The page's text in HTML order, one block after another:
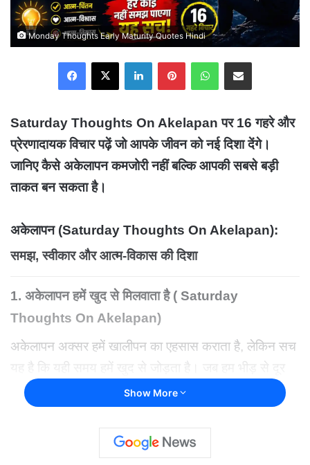
Monday Thoughts Early Maturity Quotes Hindi
Saturday Thoughts On Akelapan पर 16 गहरे और
प्रेरणादायक विचार पढ़ें जो आपके जीवन को नई दिशा देंगे।
जानिए कैसे अकेलापन कमजोरी नहीं बल्कि आपकी सबसे बड़ी
ताकत बन सकता है।
अकेलापन (Saturday Thoughts On Akelapan):
समझ, स्वीकार और आत्म-विकास की दिशा
1. अकेलापन हमें खुद से मिलवाता है ( Saturday
Thoughts On Akelapan)
अकेलापन अक्सर हमें खालीपन का एहसास कराता है, लेकिन सच
यह है कि यही समय हमें खुद से जोड़ता है। जब हम भीड़ से दूर
होते हैं, तब हमारे विचार स्पष्ट होने लगते हैं और हम अपनी असली
पहचान को समझ पाते हैं।
Show More